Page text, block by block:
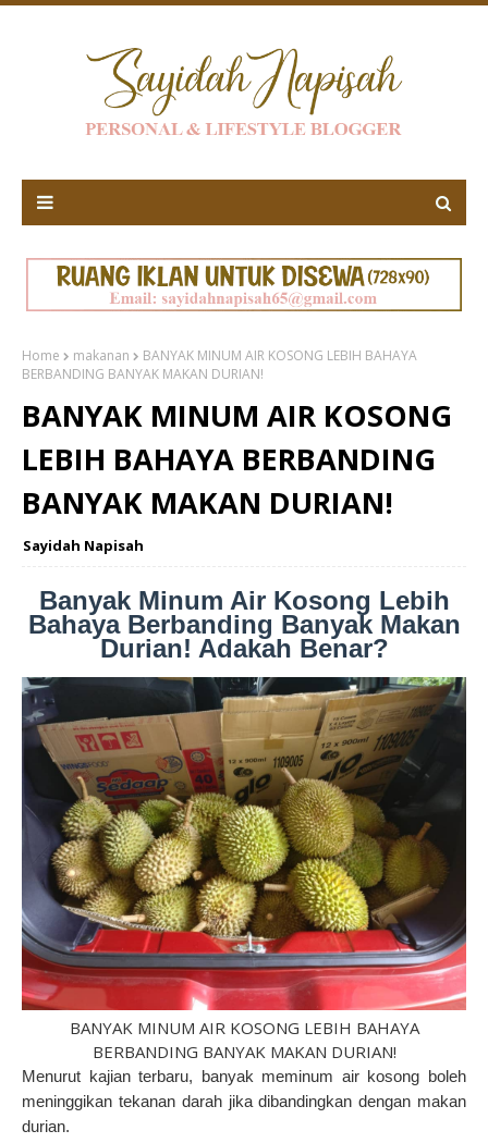
Home makanan
BANYAK MINUM AIR KOSONG LEBIH BAHAYA
BERBANDING BANYAK MAKAN DURIAN!
BANYAK MINUM AIR KOSONG
LEBIH BAHAYA BERBANDING
BANYAK MAKAN DURIAN!
Sayidah Napisah
Banyak Minum Air Kosong Lebih
Bahaya Berbanding Banyak Makan
Durian! Adakah Benar?
BANYAK MINUM AIR KOSONG LEBIH BAHAYA
BERBANDING BANYAK MAKAN DURIAN!
Menurut kajian terbaru, banyak meminum air kosong boleh
meninggikan tekanan darah jika dibandingkan dengan makan
durian.